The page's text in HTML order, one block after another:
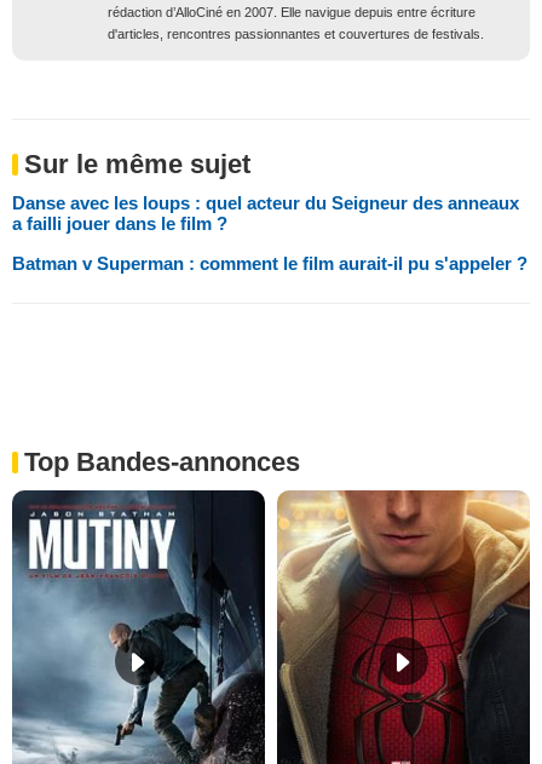
rédaction d’AlloCiné en 2007. Elle navigue depuis entre écriture
d'articles, rencontres passionnantes et couvertures de festivals.
Sur le même sujet
Danse avec les loups : quel acteur du Seigneur des anneaux
a failli jouer dans le film ?
Batman v Superman : comment le film aurait-il pu s'appeler ?
Top Bandes-annonces